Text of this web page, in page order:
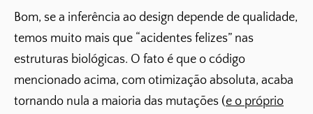
Bom, se a inferência ao design depende de qualidade,
temos muito mais que “acidentes felizes” nas
estruturas biológicas. O fato é que o código
mencionado acima, com otimização absoluta, acaba
tornando nula a maioria das mutações (e o próprio